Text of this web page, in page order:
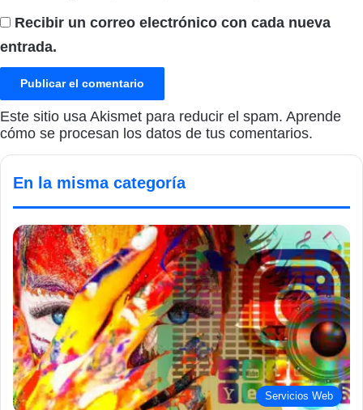
Recibir un correo electrónico con cada nueva
entrada.
Este sitio usa Akismet para reducir el spam. Aprende
cómo se procesan los datos de tus comentarios.
En la misma categoría
Servicios Web